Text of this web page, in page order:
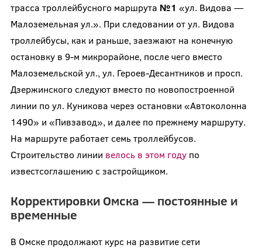
трасса троллейбусного маршрута №1 «ул. Видова —
Малоземельная ул.». При следовании от ул. Видова
троллейбусы, как и раньше, заезжают на конечную
остановку в 9-м микрорайоне, после чего вместо
Малоземельской ул., ул. Героев-Десантников и просп.
Дзержинского следуют вместо по новопостроенной
линии по ул. Куникова через остановки «Автоколонна
1490» и «Пивзавод», и далее по прежнему маршруту.
На маршруте работает семь троллейбусов.
Строительство линии велось в этом годупо
известсоглашению с застройщиком.
Корректировки Омска — постоянные и
временные
В Омске продолжают курс на развитие сети